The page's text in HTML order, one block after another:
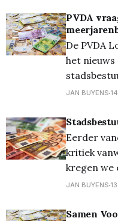
over de
met
kwetsbare
tijdig
PVDA
De PVDA
het
door het
De stad
extra te
opnieuw
JAN BUYENS
Eerder
kritiek
kregen we
JAN BUYENS
Samen